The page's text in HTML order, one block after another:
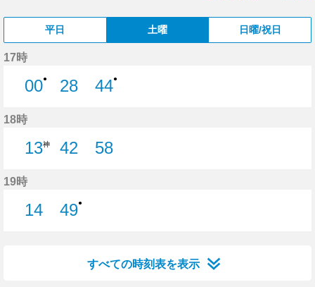
平日 土曜 日曜/祝日
17時
00●
28
44●
18時
13神
42
58
19時
14
49●
すべての時刻表を表示